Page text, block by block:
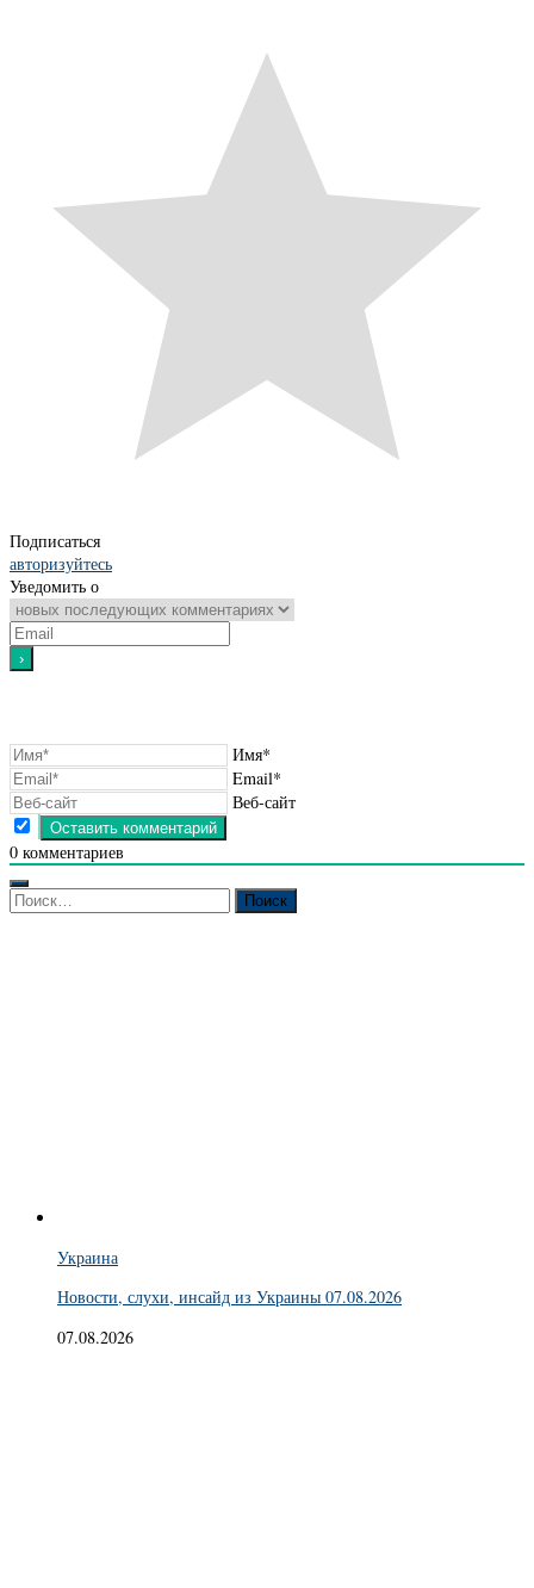
Подписаться
авторизуйтесь
Уведомить о
Имя*
Email*
Веб-сайт
0 комментариев
Найти:
Украина
Новости, слухи, инсайд из Украины 07.08.2026
07.08.2026